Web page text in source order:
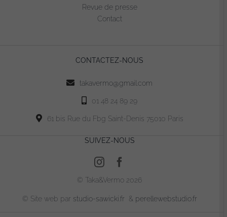
Revue de presse
Contact
CONTACTEZ-NOUS
takavermo@gmail.com
01 48 24 89 29
61 bis Rue du Fbg Saint-Denis 75010 Paris
SUIVEZ-NOUS
© Taka&Vermo 2026
© Site web par studio-sawicki.fr & perellewebstudio.fr